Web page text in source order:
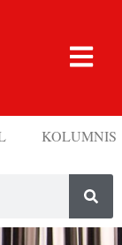
KOLUMNIS